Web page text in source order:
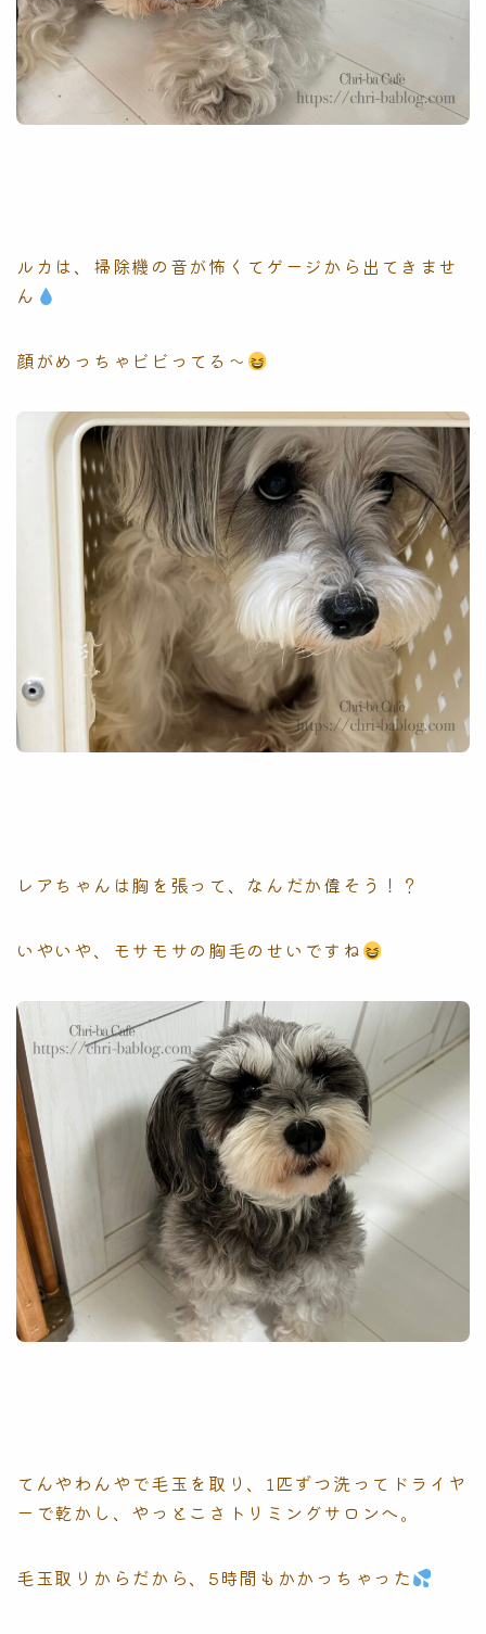
ルカは、掃除機の音が怖くてゲージから出てきませ
ん
顔がめっちゃビビってる〜
レアちゃんは胸を張って、なんだか偉そう！？
いやいや、モサモサの胸毛のせいですね
てんやわんやで毛玉を取り、1匹ずつ洗ってドライヤ
ーで乾かし、やっとこさトリミングサロンへ。
毛玉取りからだから、5時間もかかっちゃった